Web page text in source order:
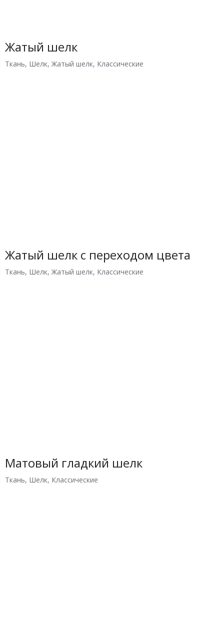
Жатый шелк
Ткань, Шелк, Жатый шелк, Классические
Жатый шелк с переходом цвета
Ткань, Шелк, Жатый шелк, Классические
Матовый гладкий шелк
Ткань, Шелк, Классические